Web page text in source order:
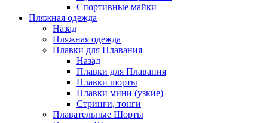
Спортивные майки
Пляжная одежда
Назад
Пляжная одежда
Плавки для Плавания
Назад
Плавки для Плавания
Плавки шорты
Плавки мини (узкие)
Стринги, тонги
Плавательные Шорты